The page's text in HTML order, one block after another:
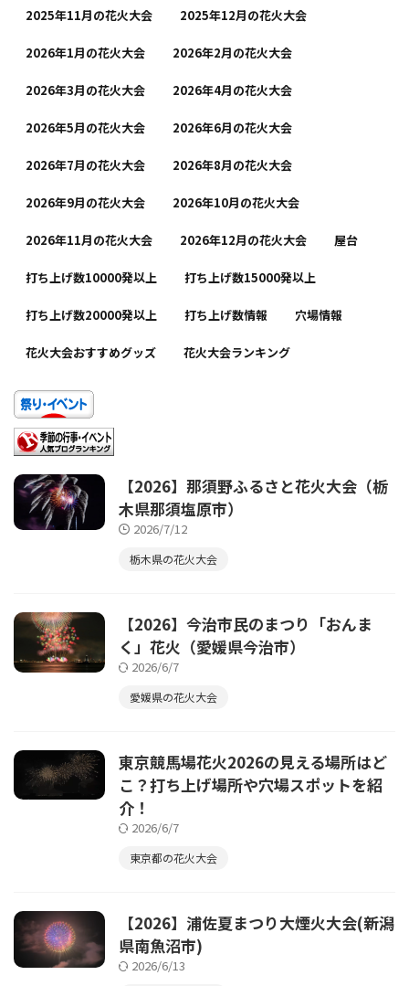
2025年11月の花火大会 2025年12月の花火大会
2026年1月の花火大会 2026年2月の花火大会
2026年3月の花火大会 2026年4月の花火大会
2026年5月の花火大会 2026年6月の花火大会
2026年7月の花火大会 2026年8月の花火大会
2026年9月の花火大会 2026年10月の花火大会
2026年11月の花火大会 2026年12月の花火大会 屋台
打ち上げ数10000発以上 打ち上げ数15000発以上
打ち上げ数20000発以上 打ち上げ数情報 穴場情報
花火大会おすすめグッズ 花火大会ランキング
【2026】那須野ふるさと花火大会（栃
木県那須塩原市）
2026/7/12
栃木県の花火大会
【2026】今治市民のまつり「おんま
く」花火（愛媛県今治市）
2026/6/7
愛媛県の花火大会
東京競馬場花火2026の見える場所はど
こ？打ち上げ場所や穴場スポットを紹
介！
2026/6/7
東京都の花火大会
【2026】浦佐夏まつり大煙火大会(新潟
県南魚沼市)
2026/6/13